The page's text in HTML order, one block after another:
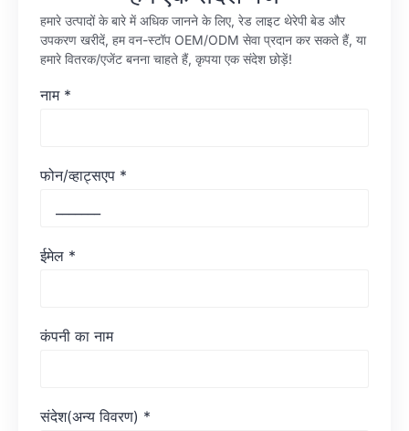
हमारे उत्पादों के बारे में अधिक जानने के लिए, रेड लाइट थेरेपी बेड और
उपकरण खरीदें, हम वन-स्टॉप OEM/ODM सेवा प्रदान कर सकते हैं, या
हमारे वितरक/एजेंट बनना चाहते हैं, कृपया एक संदेश छोड़ें!
नाम *
फोन/व्हाट्सएप *
ईमेल *
कंपनी का नाम
संदेश(अन्य विवरण) *